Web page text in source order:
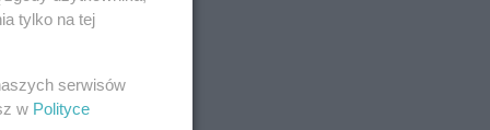
tylko na tej
serwisów
w Polityce